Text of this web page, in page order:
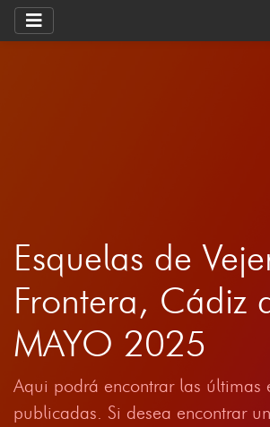
Esquelas de
Frontera, Cádiz
MAYO 2025
Aqui podrá encontrar las últimas
publicadas. Si desea encontrar